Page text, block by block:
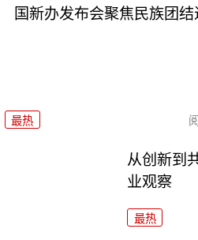
国新办发布会聚焦民族团
最热
从创新到
业观察
最热